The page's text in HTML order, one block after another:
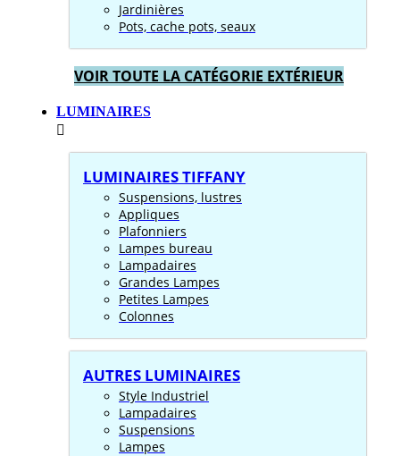
Jardinières
Pots, cache pots, seaux
VOIR TOUTE LA CATÉGORIE EXTÉRIEUR
LUMINAIRES
LUMINAIRES TIFFANY
Suspensions, lustres
Appliques
Plafonniers
Lampes bureau
Lampadaires
Grandes Lampes
Petites Lampes
Colonnes
AUTRES LUMINAIRES
Style Industriel
Lampadaires
Suspensions
Lampes